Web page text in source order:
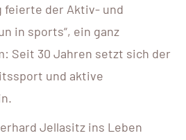
feierte der Aktiv- und
in sports“, ein ganz
Seit 30 Jahren setzt sich der
und aktive
Jellasitz ins Leben